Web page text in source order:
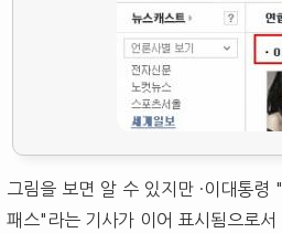
그림을 보면 알 수 있지만 ·이대통
패스"라는 기사가 이어 표시됨으로